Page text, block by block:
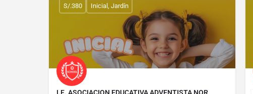
S/.380 Inicial, Jardín